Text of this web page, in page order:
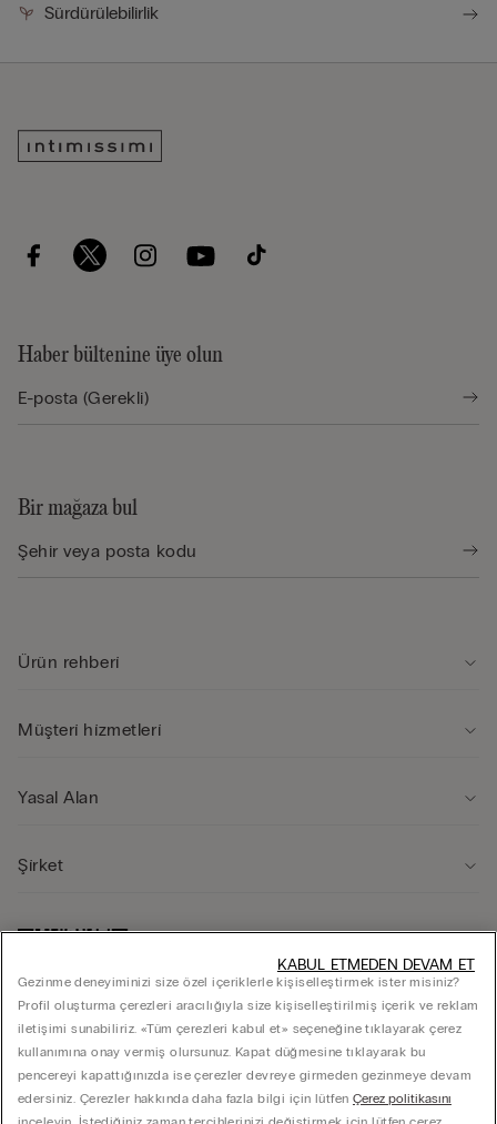
Sürdürülebilirlik
Haber bültenine üye olun
Bir mağaza bul
Ürün rehberi̇
Müşteri̇ hi̇zmetleri̇
Yasal Alan
Şi̇rket
Gezinme deneyiminizi size özel içeriklerle kişiselleştirmek ister misiniz?
Profil oluşturma çerezleri aracılığıyla size kişiselleştirilmiş içerik ve reklam
iletişimi sunabiliriz. «Tüm çerezleri kabul et» seçeneğine tıklayarak çerez
kullanımına onay vermiş olursunuz. Kapat düğmesine tıklayarak bu
pencereyi kapattığınızda ise çerezler devreye girmeden gezinmeye devam
edersiniz. Çerezler hakkında daha fazla bilgi için lütfen Çerez politikasını
KABUL ETMEDEN DEVAM ET